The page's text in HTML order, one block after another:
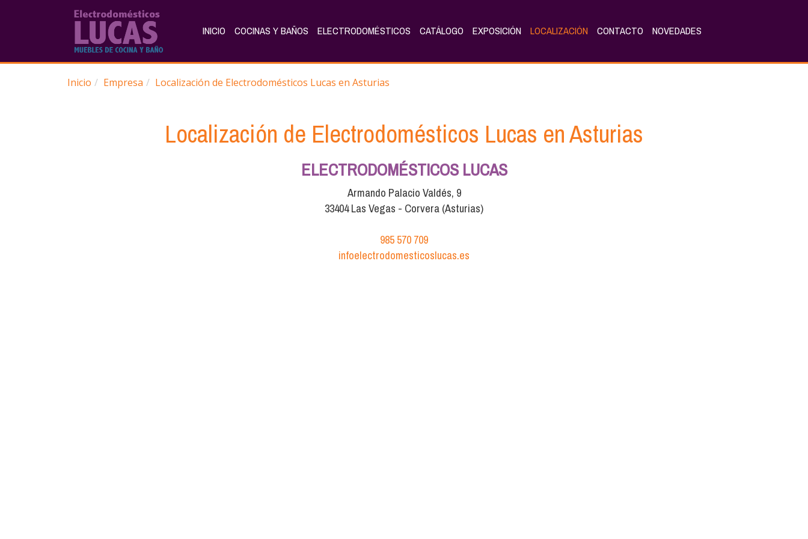
INICIO COCINAS Y BAÑOS ELECTRODOMÉSTICOS CATÁLOGO EXPOSICIÓN LOCALIZACIÓN CONTACTO NOVEDADES
Inicio Empresa Localización de Electrodomésticos Lucas en Asturias
Localización de Electrodomésticos Lucas en Asturias
ELECTRODOMÉSTICOS LUCAS
Armando Palacio Valdés, 9
33404 Las Vegas - Corvera (Asturias)
985 570 709
infoelectrodomesticoslucas.es